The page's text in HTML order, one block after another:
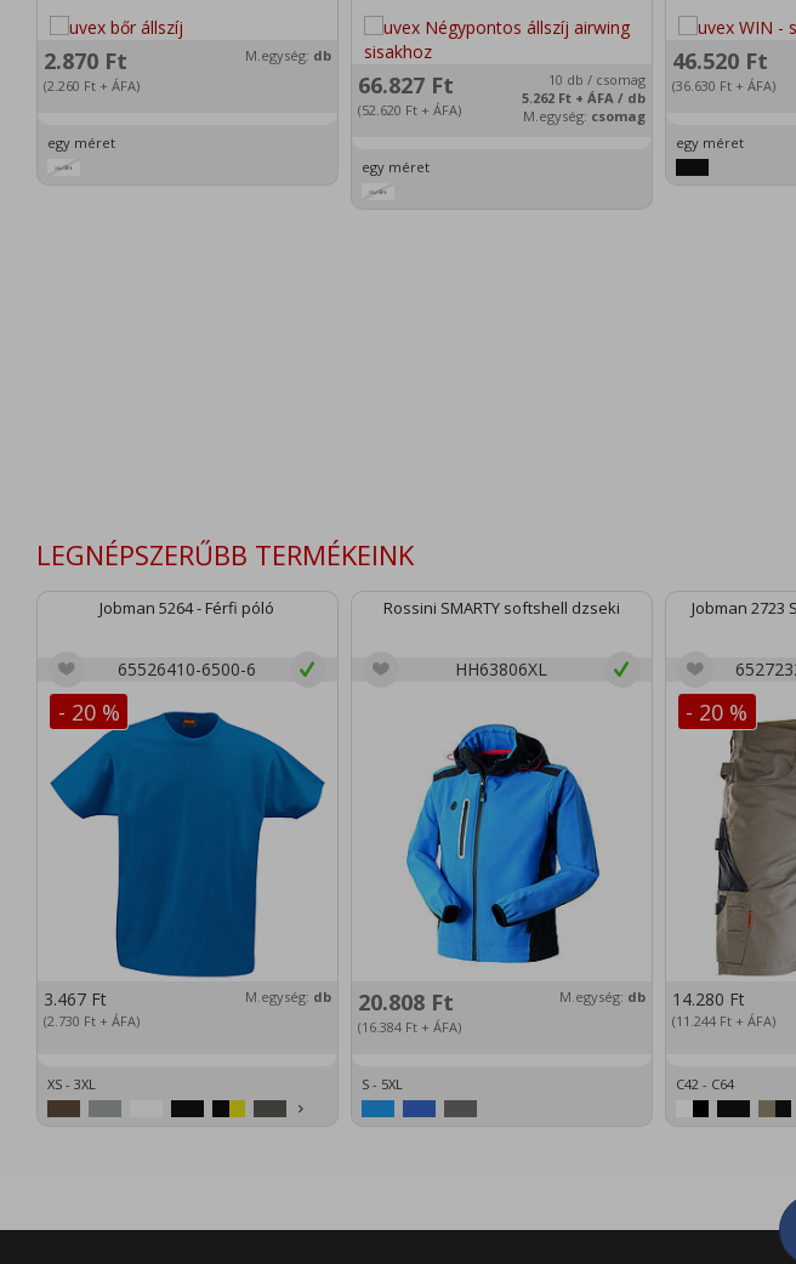
2.870 Ft
(2.260 Ft + ÁFA)
M.egység: db
egy méret
66.827 Ft
(52.620 Ft+ ÁFA)
10 db / csomag
5.262 Ft+ ÁFA / db
M.egység: csomag
egy méret
46.520 Ft
(36.630 Ft+ ÁFA)
egy méret
LEGNÉPSZERŰBB TERMÉKEINK
Jobman 5264 - Férfi póló
65526410-6500-6
- 20 %
3.467 Ft
(2.730 Ft + ÁFA)
M.egység: db
XS - 3XL
Rossini SMARTY softshell dzseki
HH63806XL
20.808 Ft
(16.384 Ft+ ÁFA)
M.egység: db
S - 5XL
Jobman 2723
- 20 %
14.280 Ft
(11.244 Ft+ ÁFA)
C42 - C64